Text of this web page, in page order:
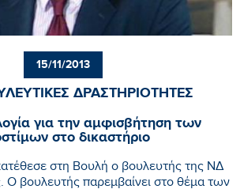
15/11/2013
ΔΡΑΣΤΗΡΙΟΤΗΤΕΣ
για την αμφισβήτηση των
στο δικαστήριο
στη Βουλή ο βουλευτής της ΝΔ
Ο βουλευτής παρεμβαίνει στο θέμα των